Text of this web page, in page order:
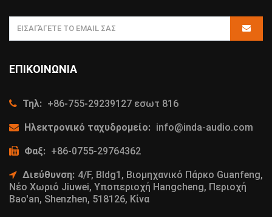
ΕΠΙΚΟΙΝΩΝΊΑ
Τηλ: +86-755-29239127 εσωτ 816
Ηλεκτρονικό ταχυδρομείο: info@inda-audio.com
Φαξ: +86-0755-29764362
Διεύθυνση: 4/F, Bldg1, Βιομηχανικό Πάρκο Guanfeng,
Νέο Χωριό Jiuwei, Υποπεριοχή Hangcheng, Περιοχή
Bao'an, Shenzhen, 518126, Κίνα